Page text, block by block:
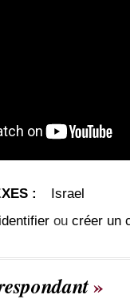
:
Israel
ou créer un